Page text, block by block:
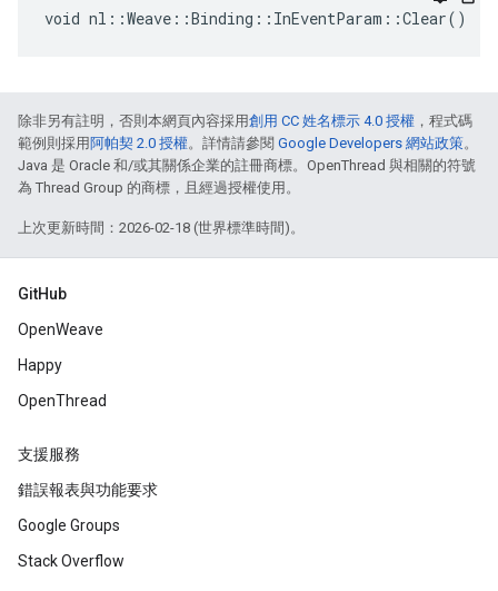
void nl::Weave::Binding::InEventParam::Clear()
除非另有註明，否則本網頁內容採用創用 CC 姓名標示 4.0 授權 ，程式碼
範例則採用 阿帕契 2.0 授權。詳情請參閱 Google Developers 網站政策。
Java 是 Oracle 和/或其關係企業的註冊商標。OpenThread 與相關的符號
為 Thread Group 的商標，且經過授權使用。
上次更新時間：2026-02-18 (世界標準時間)。
GitHub
OpenWeave
Happy
OpenThread
支援服務
錯誤報表與功能要求
Google Groups
Stack Overflow